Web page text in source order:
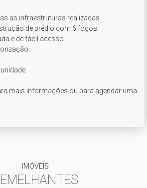
as infraestruturas realizadas.
de prédio com 6 fogos.
e de fácil acesso.
mais informações ou para agendar uma
IMÓVEIS